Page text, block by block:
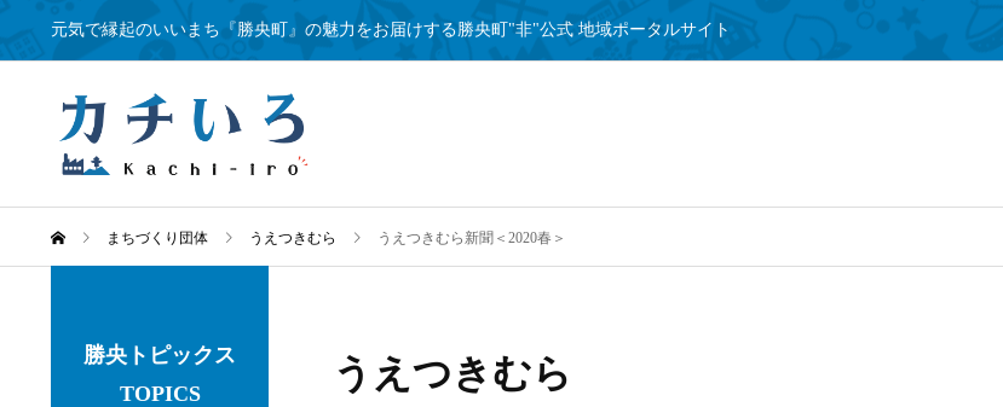
元気で縁起のいいまち『勝央町』の魅力をお届けする勝央町"非"公式 地域ポータルサイト
まちづくり団体 うえつきむら うえつきむら新聞＜2020春＞
勝央トピックス
TOPICS
うえつきむら